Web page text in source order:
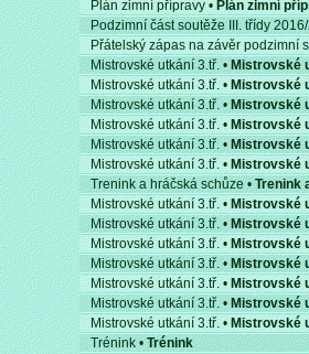
Plán zimní přípravy • Plán zimní
Podzimní část soutěže III. třídy
Přátelský zápas na závěr podzimní
Mistrovské utkání 3.tř. •Mistrovské
Mistrovské utkání 3.tř. • Mistrovské
Mistrovské utkání 3.tř. • Mistrovské
Mistrovské utkání 3.tř. • Mistrovské
Mistrovské utkání 3.tř. •Mistrovské
Mistrovské utkání 3.tř. •Mistrovské
Trenink a hráčská schůze •Trenink
Mistrovské utkání 3.tř. • Mistrovské
Mistrovské utkání 3.tř. •Mistrovské
Mistrovské utkání 3.tř. • Mistrovské
Mistrovské utkání 3.tř. • Mistrovské
Mistrovské utkání 3.tř. • Mistrovské
Mistrovské utkání 3.tř. • Mistrovské
Mistrovské utkání 3.tř. • Mistrovské
Trénink •Trénink